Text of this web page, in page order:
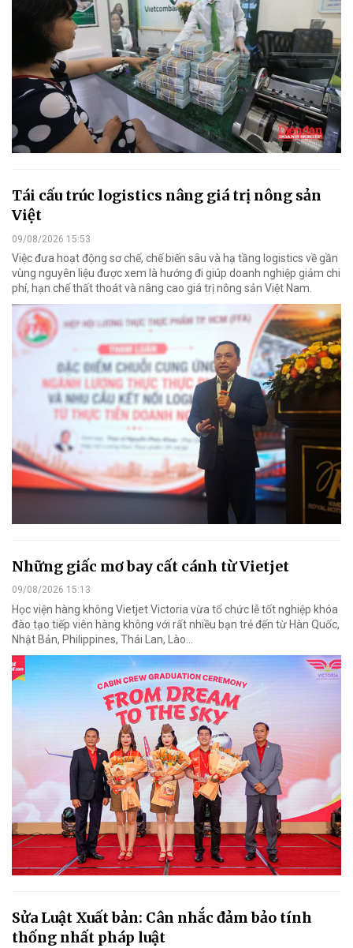
Tái cấu trúc logistics nâng giá trị nông sản
Việt
09/08/2026 15:53
Việc đưa hoạt động sơ chế, chế biến sâu và hạ tầng logistics về gần
vùng nguyên liệu được xem là hướng đi giúp doanh nghiệp giảm chi
phí, hạn chế thất thoát và nâng cao giá trị nông sản Việt Nam.
Những giấc mơ bay cất cánh từ Vietjet
09/08/2026 15:13
Học viện hàng không Vietjet Victoria vừa tổ chức lễ tốt nghiệp khóa
đào tạo tiếp viên hàng không với rất nhiều bạn trẻ đến từ Hàn Quốc,
Nhật Bản, Philippines, Thái Lan, Lào…
Sửa Luật Xuất bản: Cân nhắc đảm bảo tính
thống nhất pháp luật